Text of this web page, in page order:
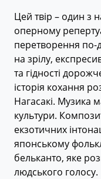
Цей твір – один з
оперному
перетворення по-
на зрілу,
та гідності
історія кохання
Нагасакі. Музика
культури.
екзотичних
японському
бельканто, яке
людського голосу.